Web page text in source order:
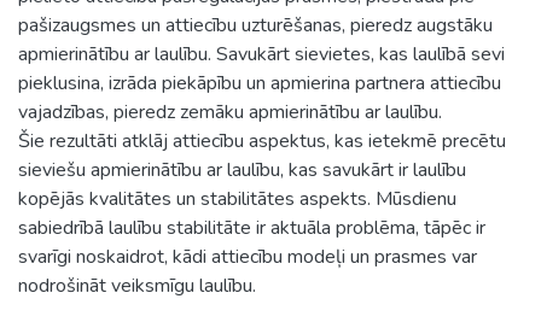
pašizaugsmes un attiecību uzturēšanas, pieredz augstāku
apmierinātību ar laulību. Savukārt sievietes, kas laulībā sevi
pieklusina, izrāda piekāpību un apmierina partnera attiecību
vajadzības, pieredz zemāku apmierinātību ar laulību.
Šie rezultāti atklāj attiecību aspektus, kas ietekmē precētu
sieviešu apmierinātību ar laulību, kas savukārt ir laulību
kopējās kvalitātes un stabilitātes aspekts. Mūsdienu
sabiedrībā laulību stabilitāte ir aktuāla problēma, tāpēc ir
svarīgi noskaidrot, kādi attiecību modeļi un prasmes var
nodrošināt veiksmīgu laulību.